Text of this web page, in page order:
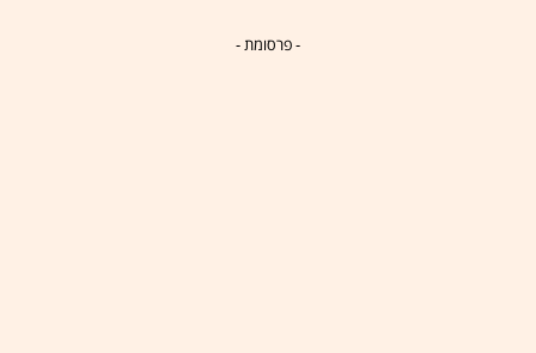
- פרסומת -